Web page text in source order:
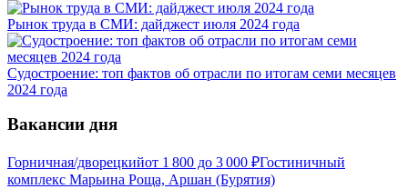
Рынок труда в СМИ: дайджест июля 2024 года
Судостроение: топ фактов об отрасли по итогам семи месяцев
2024 года
Вакансии дня
Горничная/дворецкийот 1 800 до 3 000 ₽Гостиничный
комплекс Марьина Роща, Аршан (Бурятия)